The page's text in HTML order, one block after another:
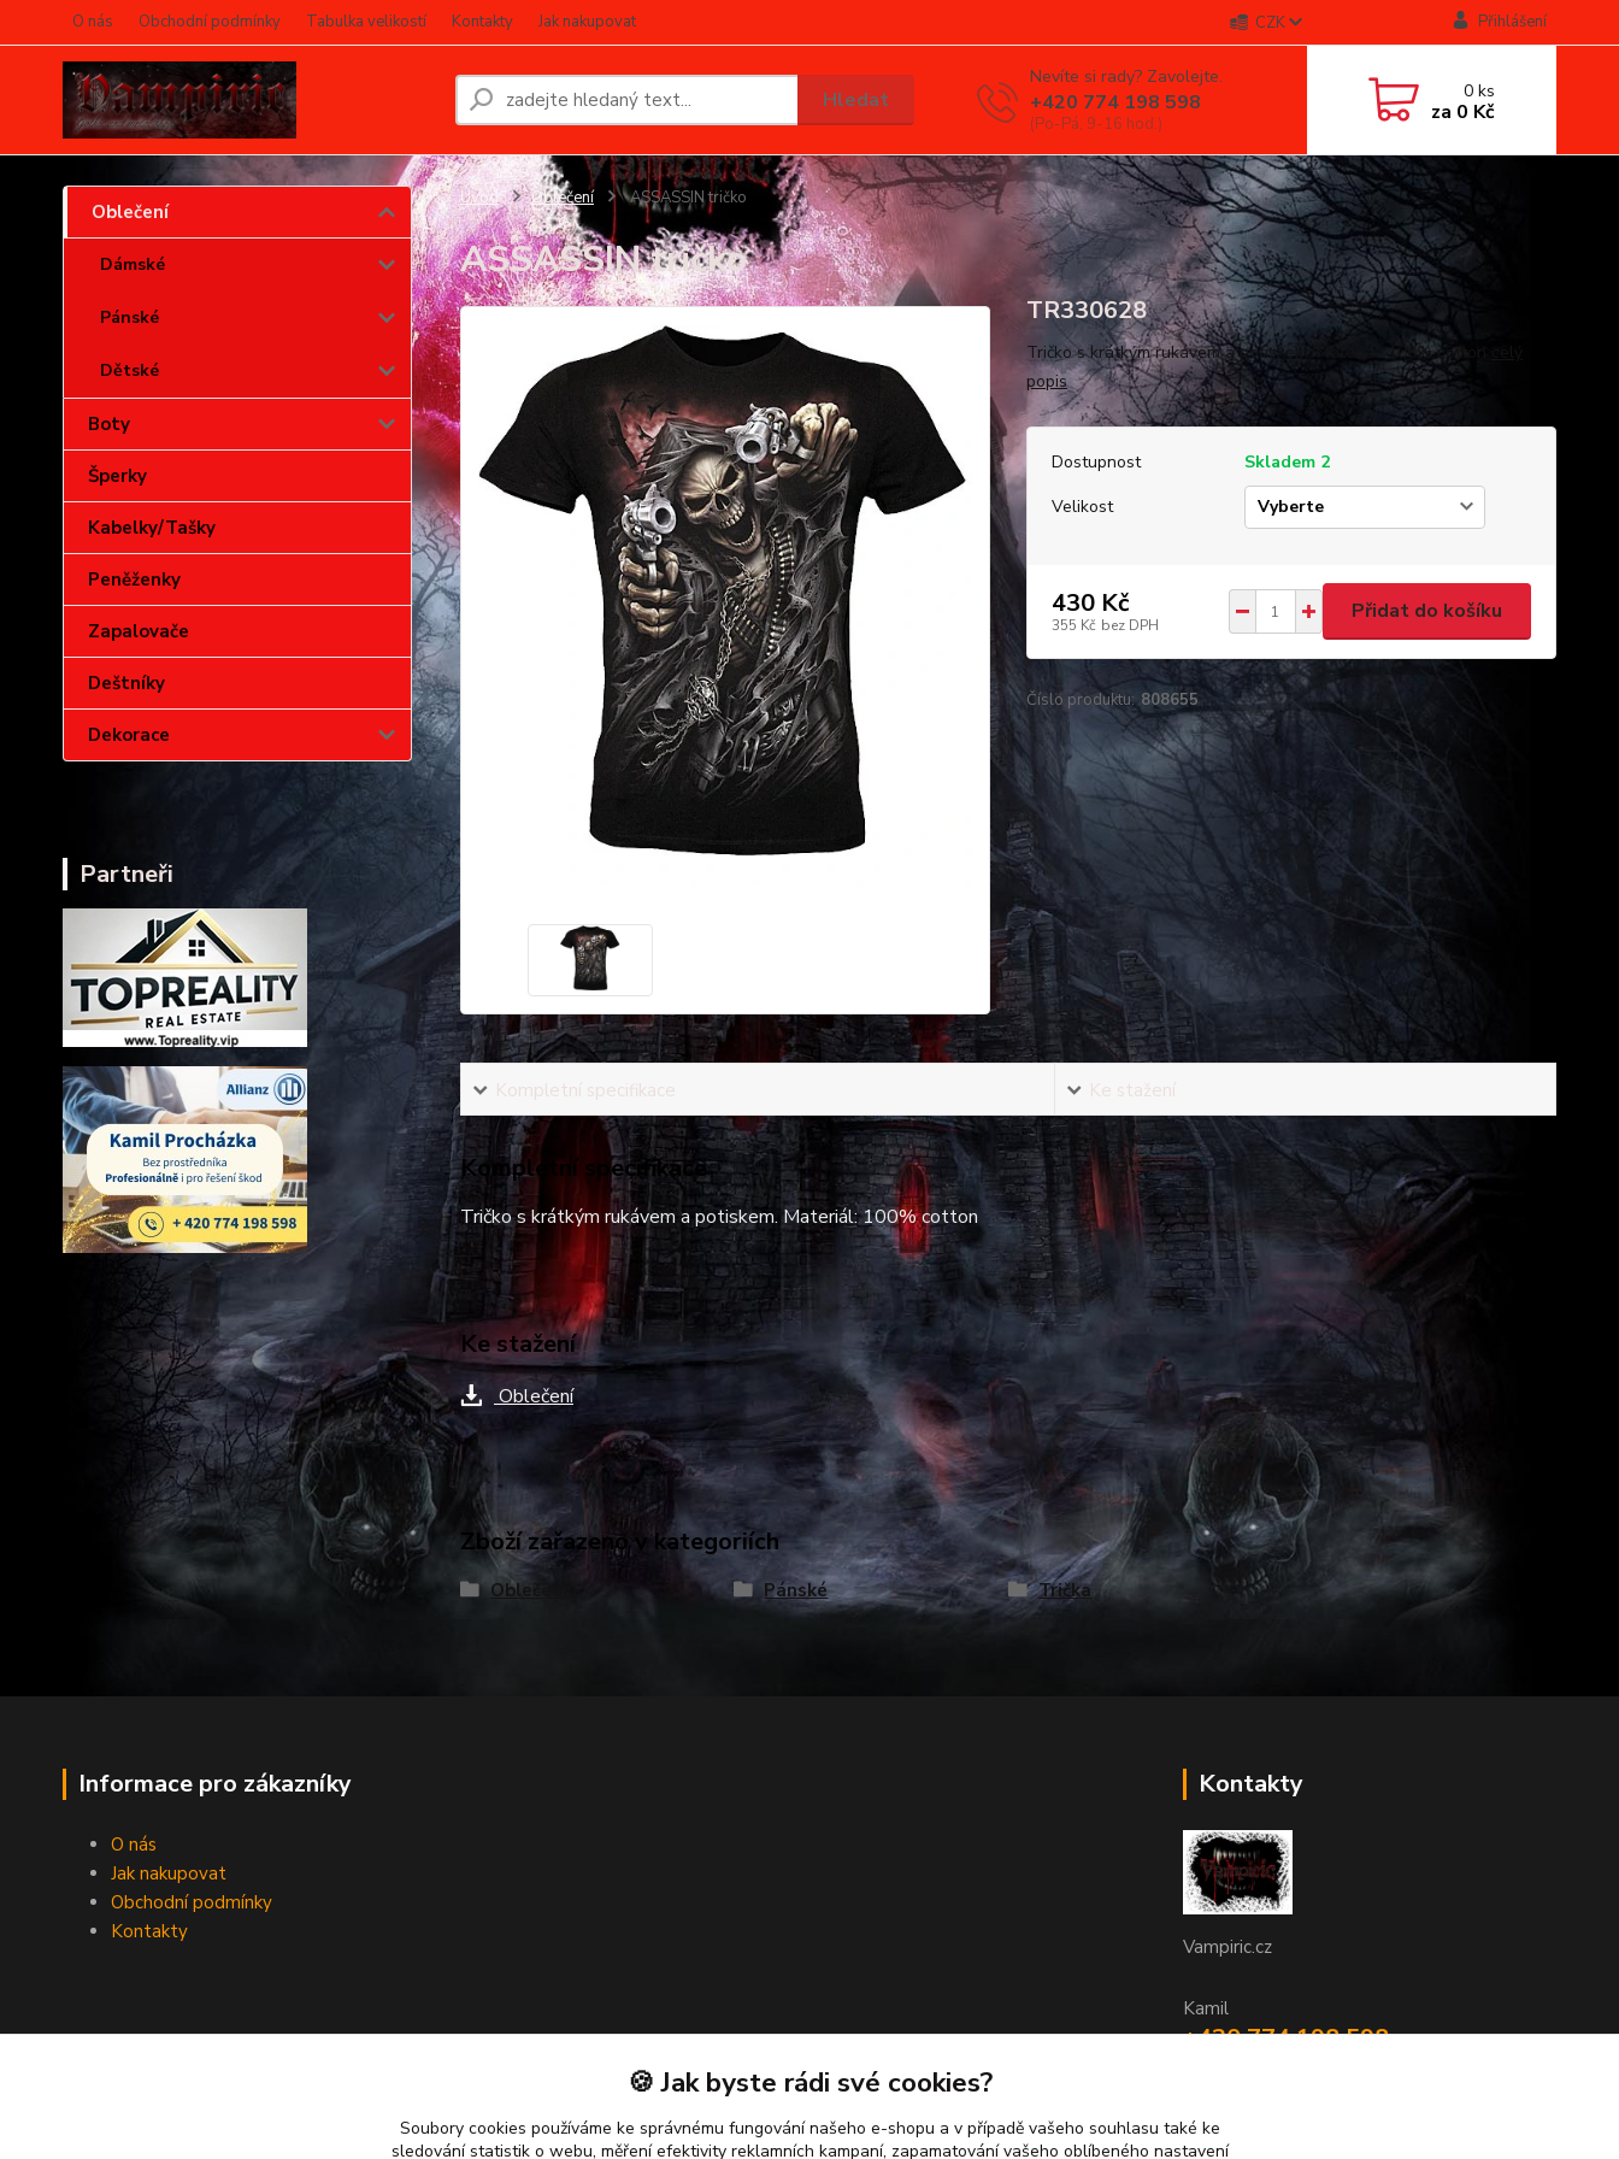
O nás Obchodní podmínky Tabulka velikostí Kontakty Jak nakupovat CZK Přihlášení
Hledat
Nevíte si rady? Zavolejte.
+420 774 198 598
(Po-Pá, 9-16 hod.)
0ks
za 0 Kč
Oblečení
Dámské
Pánské
Dětské
Boty
Šperky
Kabelky/Tašky
Peněženky
Zapalovače
Deštníky
Dekorace
Partneři
Úvod Oblečení ASSASSIN tričko
ASSASSIN tričko
TR330628
Tričko s krátkým rukávem a potiskem. Materiál: 100% cotton
popis
Dostupnost
Skladem 2
Velikost
430 Kč
355 Kč bez DPH
Přidat do košíku
Číslo produktu: 808655
Kompletní specifikace Ke stažení
Kompletní specifikace
Tričko s krátkým rukávem a potiskem. Materiál: 100% cotton
Ke stažení
Oblečení
Zboží zařazeno v kategoriích
Oblečení Pánské Trička
Informace pro zákazníky
O nás
Jak nakupovat
Obchodní podmínky
Kontakty
Kontakty
Vampiric.cz
Kamil
+420 774 198 598
🍪 Jak byste rádi své cookies?
Soubory cookies používáme ke správnému fungování našeho e-shopu a v případě vašeho souhlasu také ke
sledování statistik o webu, měření efektivity reklamních kampaní, zapamatování vašeho oblíbeného nastavení